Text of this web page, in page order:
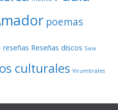
poemas
reseñas Reseñas discos Seix
culturales Virumbrales